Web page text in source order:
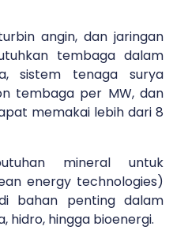
angin, dan jaringan
tembaga dalam
sistem tenaga surya
tembaga per MW, dan
memakai lebih dari 8
mineral untuk
energy technologies)
bahan penting dalam
hidro, hingga bioenergi.